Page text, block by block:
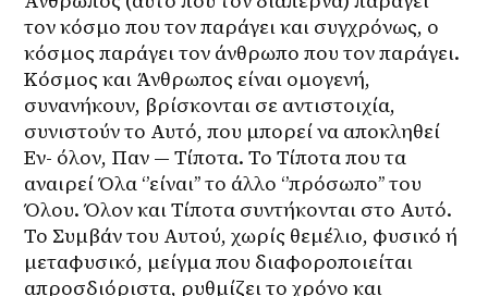
τον κόσμο που τον παράγει και συγχρόνως, ο
κόσμος παράγει τον άνθρωπο που τον παράγει.
Κόσμος και Άνθρωπος είναι ομογενή,
συνανήκουν, βρίσκονται σε αντιστοιχία,
συνιστούν το Αυτό, που μπορεί να αποκληθεί
Εν- όλον, Παν — Τίποτα. Το Τίποτα που τα
αναιρεί Όλα ‘’είναι’’ το άλλο ‘’πρόσωπο’’ του
Όλου. Όλον και Τίποτα συντήκονται στο Αυτό.
Το Συμβάν του Αυτού, χωρίς θεμέλιο, φυσικό ή
μεταφυσικό, μείγμα που διαφοροποιείται
απροσδιόριστα, ρυθμίζει το χρόνο και